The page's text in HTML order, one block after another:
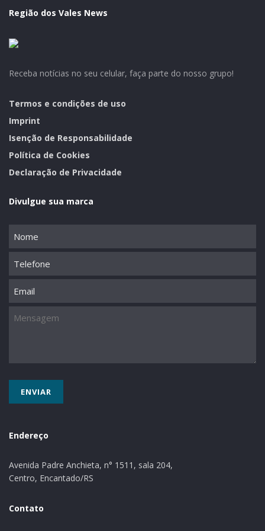
Único de Saúde (SUS), que prevê investimento na
além de levar mais médicos para regiões onde há maior
Região dos Vales News
Receba notícias no seu celular, faça parte do nosso grupo!
Termos e condições de uso
Imprint
Isenção de Responsabilidade
Política de Cookies
Declaração de Privacidade
Divulgue sua marca
Telefone
Email
Mensagem
Endereço
Avenida Padre Anchieta, n° 1511, sala 204,
Centro, Encantado/RS
Contato